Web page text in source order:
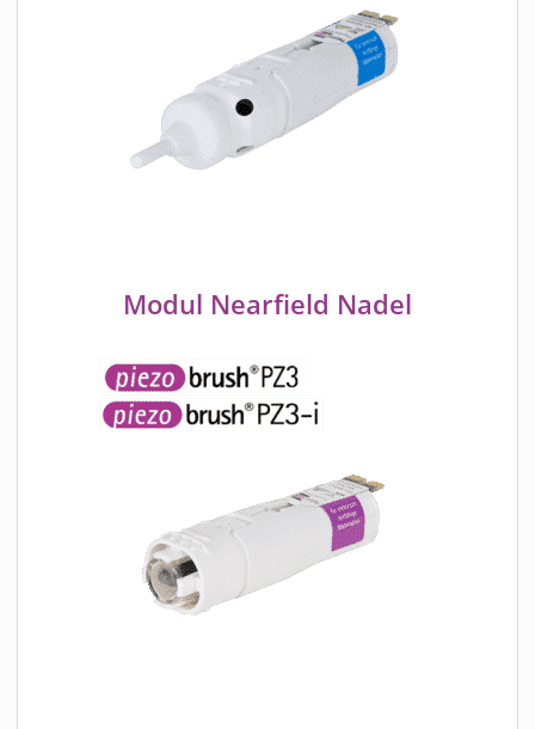
Modul Nearfield Nadel